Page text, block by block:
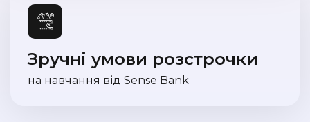
Зручні умови розстрочки
на навчання від Sense Bank